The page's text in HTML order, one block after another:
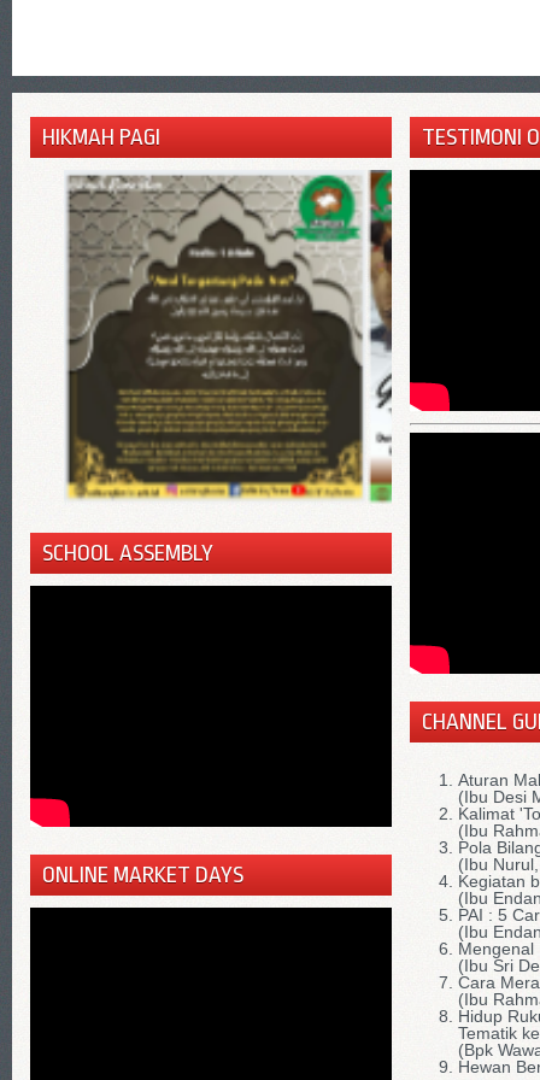
HIKMAH PAGI
SCHOOL ASSEMBLY
ONLINE MARKET DAYS
TESTIMONI
CHANNEL
Aturan
(Ibu Desi
Kalimat
(Ibu
Pola
(Ibu
Kegiatan
(Ibu
PAI : 5
(Ibu
Mengenal
(Ibu Sri
Cara
(Ibu
Hidup
Tematik
(Bpk
Hewan